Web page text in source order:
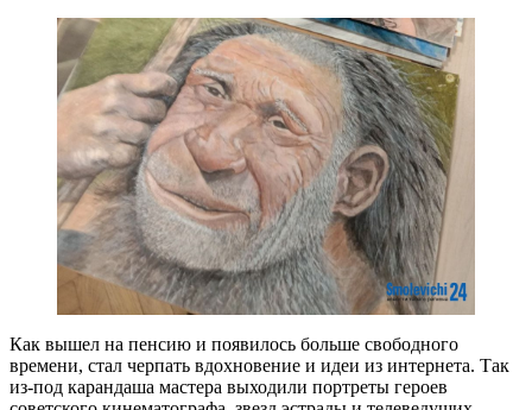
Как вышел на пенсию и появилось больше свободного
времени, стал черпать вдохновение и идеи из интернета. Так
из-под карандаша мастера выходили портреты героев